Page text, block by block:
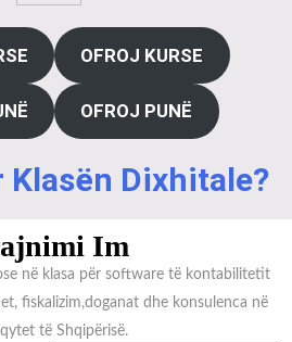
OFROJ KURSE
OFROJ PUNË
Klasën Dixhitale?
Im
në klasa për software të kontabilitetit
fiskalizim,doganat dhe konsulenca në
të Shqipërisë.